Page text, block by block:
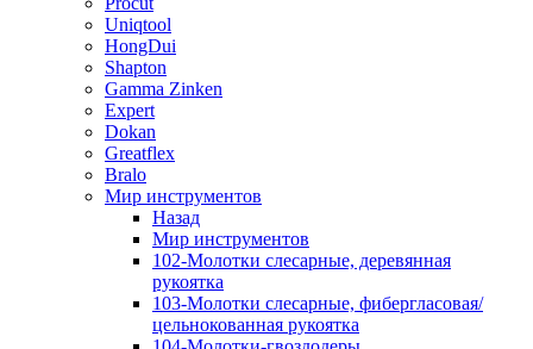
Uniqtool
HongDui
Shapton
Gamma Zinken
Expert
Dokan
Greatflex
Bralo
Мир инструментов
Назад
Мир инструментов
102-Молотки слесарные, деревянная
рукоятка
103-Молотки слесарные, фибергласовая/
цельнокованная рукоятка